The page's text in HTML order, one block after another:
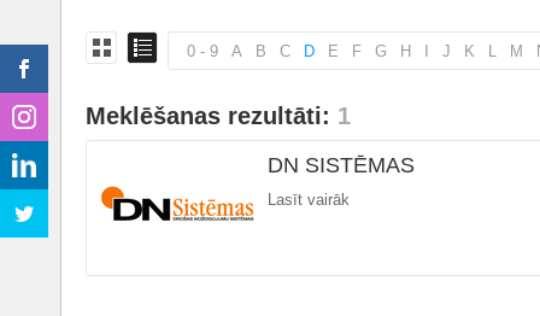
0 - 9 A B C D E F G H J K L M
Meklēšanas rezultāti: 1
DN SISTĒMAS
Lasīt vairāk